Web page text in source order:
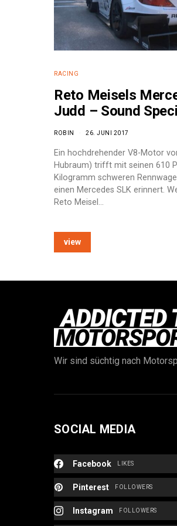
RACING
Reto Meisels
Judd – Sound
ROBIN 26. JUNI 2017
Ein hochdrehender V8-Motor
Hubraum) trifft mit seinen 610
Kilogramm schweren
einen Mercedes SLK erinnert.
Reto Meisel…
view
Wir sind süchtig nach
SOCIAL MEDIA
Facebook LIKES
Pinterest FOLLOWERS
Instagram FOLLOWERS